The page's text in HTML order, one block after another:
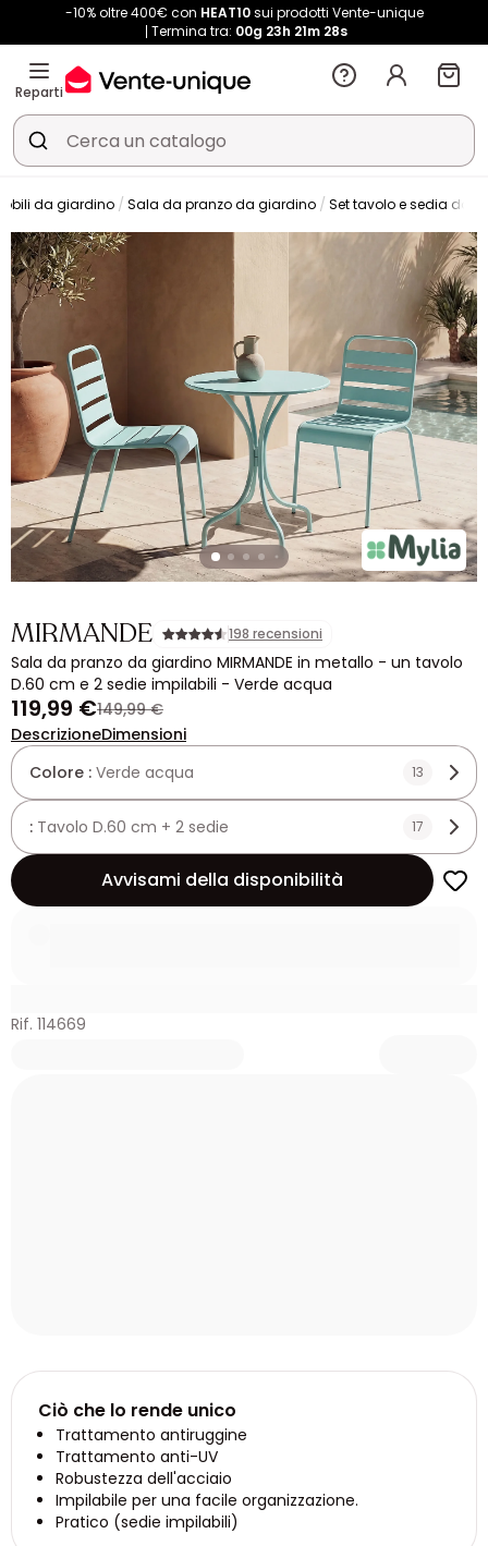
-10% oltre 400€ con HEAT10sui prodotti Vente-unique
Termina tra: 00g 23h 21m 27s
Reparti
da giardino Sala da pranzo da giardino Set tavolo e sedia da
MIRMANDE 198 recensioni
Sala da pranzo da giardino MIRMANDE in metallo - un tavolo
D.60 cm e 2 sedie impilabili - Verde acqua
119,99 €149,99 €
DescrizioneDimensioni
Colore : Verde acqua 13
: Tavolo D.60 cm + 2 sedie 17
Avvisami della disponibilità
Rif. 114669
Ciò che lo rende unico
Trattamento antiruggine
Trattamento anti-UV
Robustezza dell'acciaio
Impilabile per una facile organizzazione.
Pratico (sedie impilabili)